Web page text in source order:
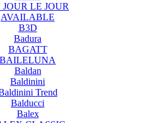
JOUR LE JOUR
AVAILABLE
B3D
Badura
BAGATT
BAILELUNA
Baldan
Baldinini
Trend
Balducci
Balex